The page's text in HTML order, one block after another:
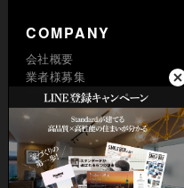
COMPANY
会社概要
業者様募集
プライバシーポリシー
求人採用